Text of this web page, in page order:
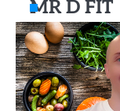
MR D FIT